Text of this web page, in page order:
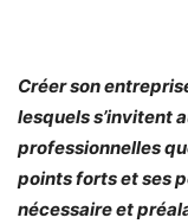
Créer son
lesquels s’invitent
professionnelles
points forts et ses
nécessaire et